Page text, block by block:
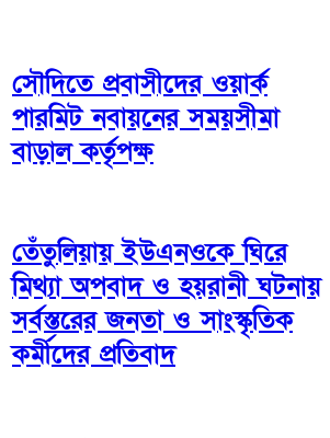
সৌদিতে প্রবাসীদের ওয়ার্ক
পারমিট নবায়নের সময়সীমা
বাড়াল কর্তৃপক্ষ
তেঁতুলিয়ায় ইউএনওকে ঘিরে
মিথ্যা অপবাদ ও হয়রানী ঘটনায়
সর্বস্তরের জনতা ও সাংস্কৃতিক
কর্মীদের প্রতিবাদ